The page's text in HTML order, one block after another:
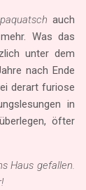
auch
Was das
unter dem
nach Ende
derart furiose
in
öfter
Haus gefallen.